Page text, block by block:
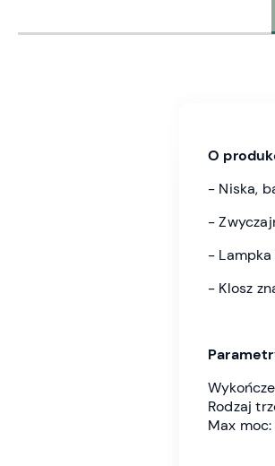
O
- Niska,
-
- Lampka
- Klosz
Rodzaj
Max